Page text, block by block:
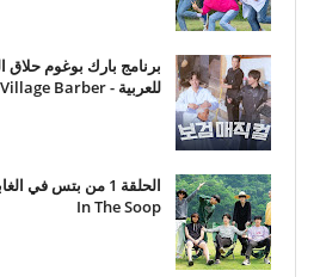
للعربية - The Village Barber
In The Soop